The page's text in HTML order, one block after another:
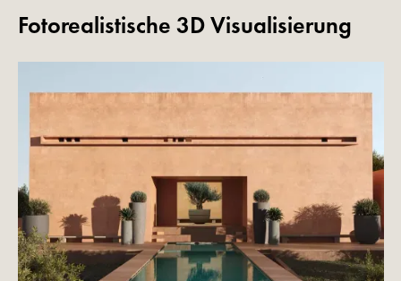
Fotorealistische 3D Visualisierung